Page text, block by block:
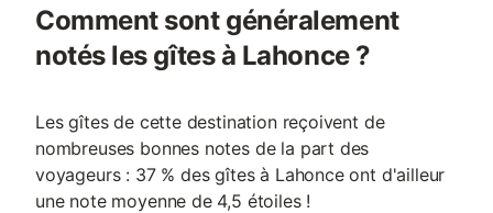
Comment sont généralement
notés les gîtes à Lahonce ?
Les gîtes de cette destination reçoivent de
nombreuses bonnes notes de la part des
voyageurs : 37 % des gîtes à Lahonce ont d'ailleur
une note moyenne de 4,5 étoiles !